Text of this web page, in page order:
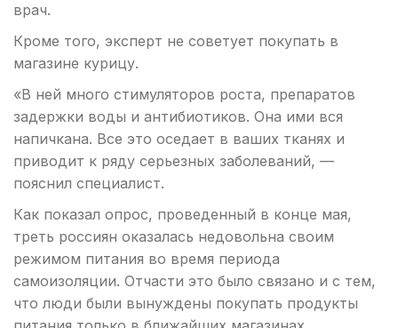
врач.
Кроме того, эксперт не советует покупать в
магазине курицу.
«В ней много стимуляторов роста, препаратов
задержки воды и антибиотиков. Она ими вся
напичкана.​ Все это оседает в ваших тканях и
приводит к ряду серьезных заболеваний, —
пояснил специалист.
Как показал опрос, проведенный в конце мая,
треть россиян оказалась недовольна своим
режимом питания во время периода
самоизоляции. Отчасти это было связано и с тем,
что люди были вынуждены покупать продукты